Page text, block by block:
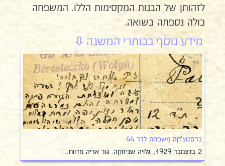
לזהותן של הבנות המקסימות הללו. המשפחה
כולה נספתה בשואה.
ברסטצ'קה משפחת לרר 44
2 בדצמבר 1929, גלויה שניזוקה. גור אריה מדווח…